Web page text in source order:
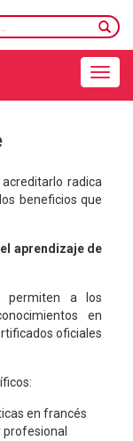
radica
beneficios que
aprendizaje de
permiten a los
en
oficiales
en francés